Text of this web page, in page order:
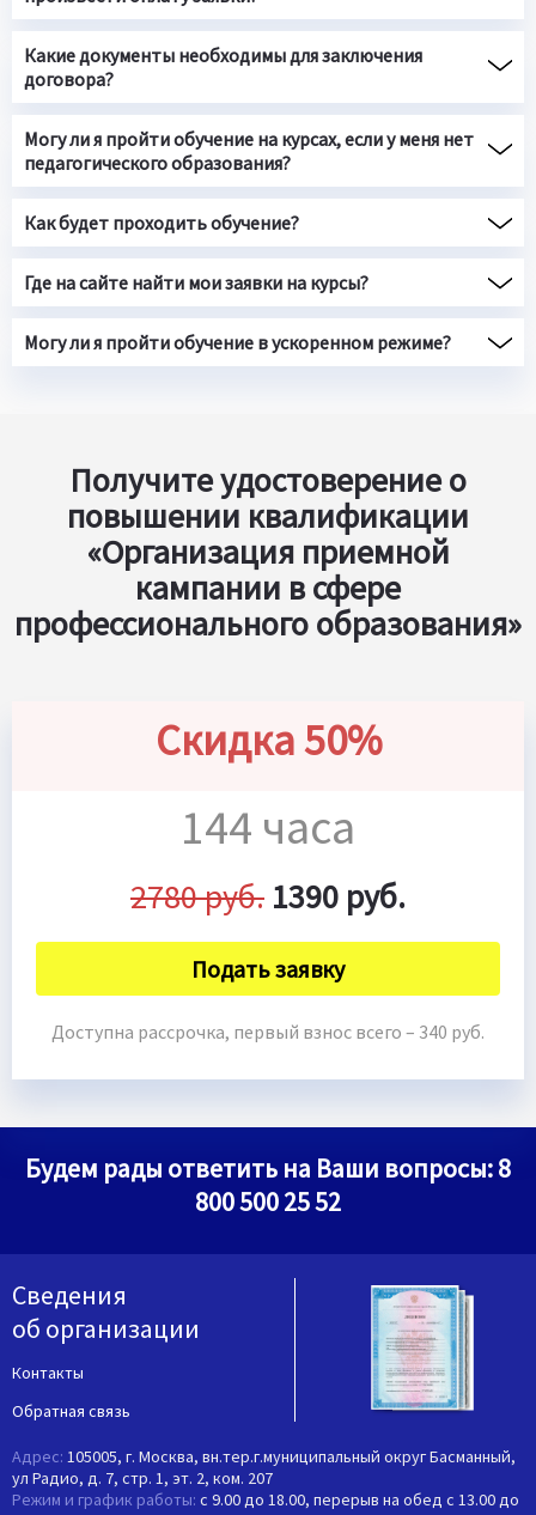
Какие документы необходимы для заключения
договора?
Могу ли я пройти обучение на курсах, если у меня нет
педагогического образования?
Как будет проходить обучение?
Где на сайте найти мои заявки на курсы?
Могу ли я пройти обучение в ускоренном режиме?
Получите удостоверение о
повышении квалификации
«Организация приемной
кампании в сфере
профессионального образования»
Скидка 50%
144 часа
2780 руб. 1390 руб.
Подать заявку
Доступна рассрочка, первый взнос всего – 340 руб.
Будем рады ответить на Ваши вопросы:8
800 500 25 52
Адрес: 105005, г. Москва, вн.тер.г.муниципальный округ Басманный,
ул Радио, д. 7, стр. 1, эт. 2, ком. 207
Режим и график работы: с 9.00 до 18.00, перерыв на обед с 13.00 до
Сведения
об организации
Контакты
Обратная связь